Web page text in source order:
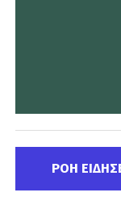
ΡΟΗ